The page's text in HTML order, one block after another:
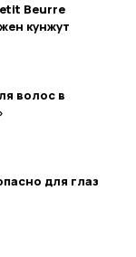
Beurre
кунжут
волос в
для глаз